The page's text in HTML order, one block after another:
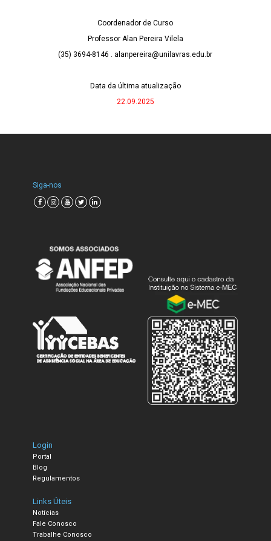
Coordenador de Curso
Professor Alan Pereira Vilela
(35) 3694-8146 . alanpereira@unilavras.edu.br
Data da última atualização
22.09.2025
Siga-nos
Login
Portal
Blog
Regulamentos
Links Úteis
Notícias
Fale Conosco
Trabalhe Conosco